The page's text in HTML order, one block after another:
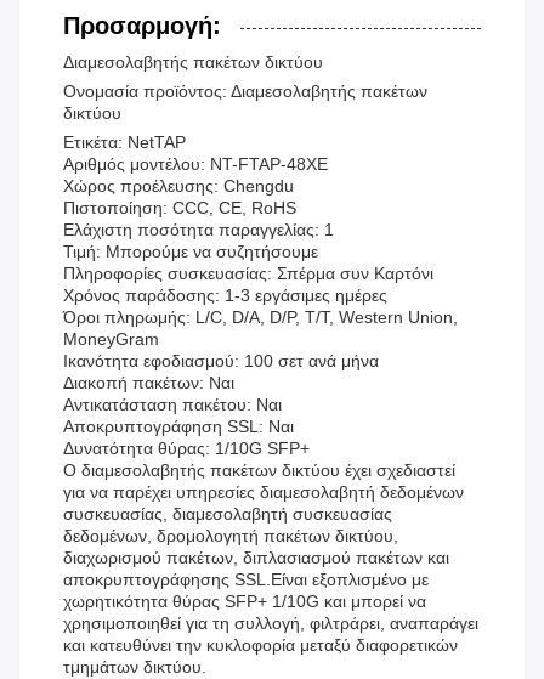
Προσαρμογή:
Διαμεσολαβητής πακέτων δικτύου
Ονομασία προϊόντος: Διαμεσολαβητής πακέτων
δικτύου
Ετικέτα: NetTAP
Αριθμός μοντέλου: NT-FTAP-48XE
Χώρος προέλευσης: Chengdu
Πιστοποίηση: CCC, CE, RoHS
Ελάχιστη ποσότητα παραγγελίας: 1
Τιμή: Μπορούμε να συζητήσουμε
Πληροφορίες συσκευασίας: Σπέρμα συν Καρτόνι
Χρόνος παράδοσης: 1-3 εργάσιμες ημέρες
Όροι πληρωμής: L/C, D/A, D/P, T/T, Western Union,
MoneyGram
Ικανότητα εφοδιασμού: 100 σετ ανά μήνα
Διακοπή πακέτων: Ναι
Αντικατάσταση πακέτου: Ναι
Αποκρυπτογράφηση SSL: Ναι
Δυνατότητα θύρας: 1/10G SFP+
Ο διαμεσολαβητής πακέτων δικτύου έχει σχεδιαστεί
για να παρέχει υπηρεσίες διαμεσολαβητή δεδομένων
συσκευασίας, διαμεσολαβητή συσκευασίας
δεδομένων, δρομολογητή πακέτων δικτύου,
διαχωρισμού πακέτων, διπλασιασμού πακέτων και
αποκρυπτογράφησης SSL.Είναι εξοπλισμένο με
χωρητικότητα θύρας SFP+ 1/10G και μπορεί να
χρησιμοποιηθεί για τη συλλογή, φιλτράρει, αναπαράγει
και κατευθύνει την κυκλοφορία μεταξύ διαφορετικών
τμημάτων δικτύου.